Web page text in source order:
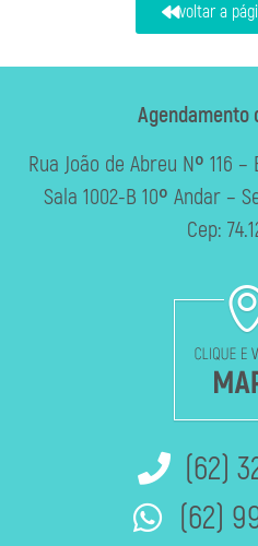
voltar a
Agendamento
Rua João de Abreu Nº 116
Sala 1002-B 10º Andar –
Cep:
(62)
(62)